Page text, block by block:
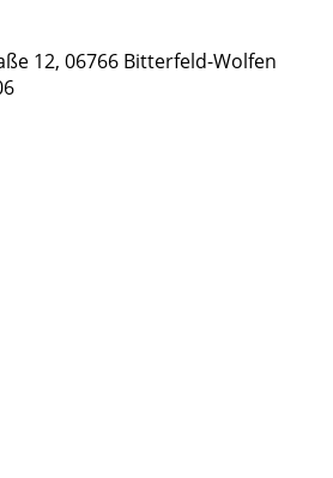
12, 06766 Bitterfeld-Wolfen